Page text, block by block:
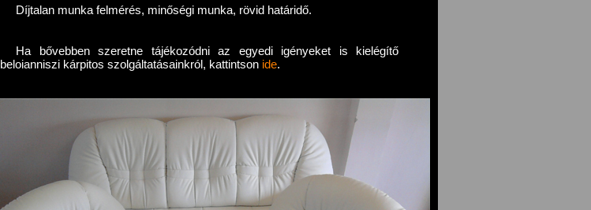
Díjtalan munka felmérés, minőségi munka, rövid határidő.
Ha bővebben szeretne tájékozódni az egyedi igényeket is kielégítő
beloianniszi kárpitos szolgáltatásainkról, kattintson ide.